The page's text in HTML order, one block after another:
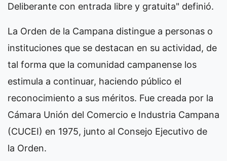
Deliberante con entrada libre y gratuita" definió.
La Orden de la Campana distingue a personas o
instituciones que se destacan en su actividad, de
tal forma que la comunidad campanense los
estimula a continuar, haciendo público el
reconocimiento a sus méritos. Fue creada por la
Cámara Unión del Comercio e Industria Campana
(CUCEI) en 1975, junto al Consejo Ejecutivo de
la Orden.